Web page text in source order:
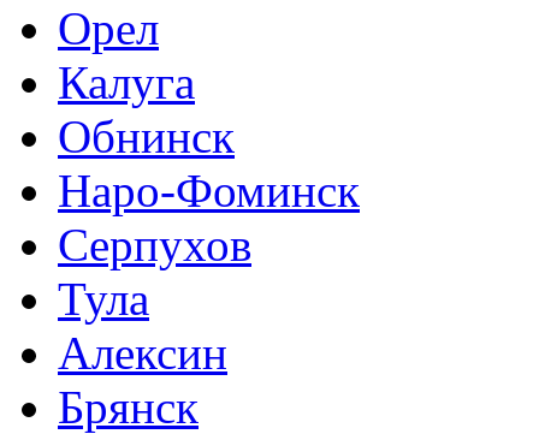
Орел
Калуга
Обнинск
Наро-Фоминск
Серпухов
Тула
Алексин
Брянск